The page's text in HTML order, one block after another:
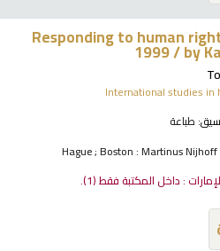
Responding to human
1999 /by
International studies in
طباعة
Hague ; Boston : Martinus
: داخل المكتبة فقط(1).